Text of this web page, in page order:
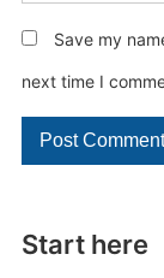
Start here
Save my
next time I